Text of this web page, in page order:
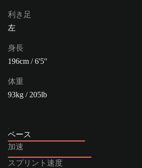
利き足
左
身長
196cm / 6'5"
体重
93kg / 205lb
ペース
加速
スプリント速度